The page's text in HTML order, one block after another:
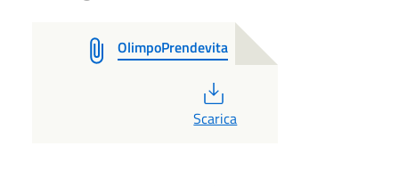
OlimpoPrendevita
Scarica